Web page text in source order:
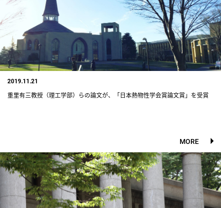
2019.11.21
重里有三教授（理工学部）らの論文が、「日本熱物性学会賞論文賞」を受賞
MORE